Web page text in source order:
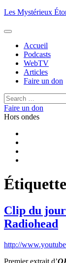
Aller
contenu
Les Mystérieux
Accueil
Podcasts
WebTV
Articles
Faire un don
Rechercher :
Faire un don
Hors ondes
Clip du
Radiohead
http://
Premier extrait d’